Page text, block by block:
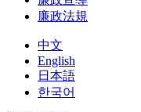
廉政法規
中文
English
日本語
한국어